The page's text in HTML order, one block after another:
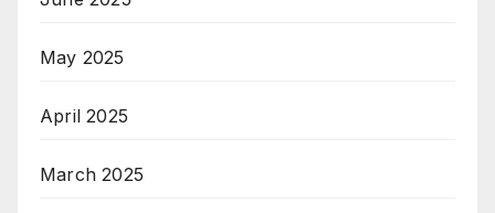
May 2025
April 2025
March 2025